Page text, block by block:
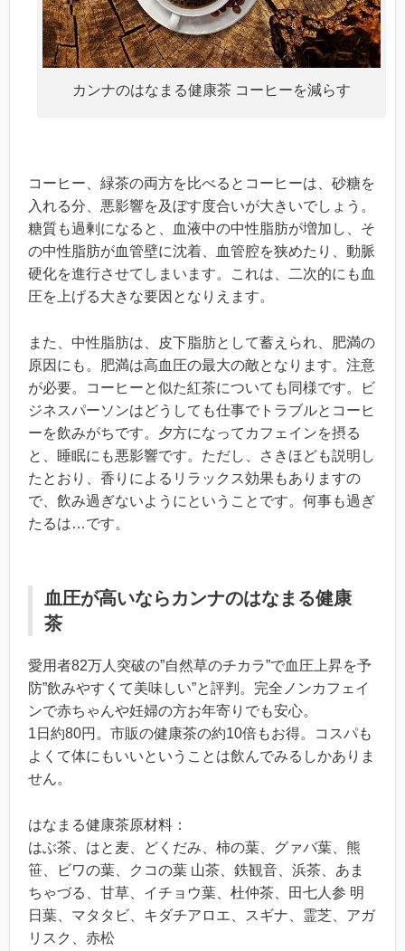
カンナのはなまる健康茶 コーヒーを減らす
コーヒー、緑茶の両方を比べるとコーヒーは、砂糖を
入れる分、悪影響を及ぼす度合いが大きいでしょう。
糖質も過剰になると、血液中の中性脂肪が増加し、そ
の中性脂肪が血管壁に沈着、血管腔を狭めたり、動脈
硬化を進行させてしまいます。これは、二次的にも血
圧を上げる大きな要因となりえます。
また、中性脂肪は、皮下脂肪として蓄えられ、肥満の
原因にも。肥満は高血圧の最大の敵となります。注意
が必要。コーヒーと似た紅茶についても同様です。ビ
ジネスパーソンはどうしても仕事でトラブルとコーヒ
ーを飲みがちです。夕方になってカフェインを摂る
と、睡眠にも悪影響です。ただし、さきほども説明し
たとおり、香りによるリラックス効果もありますの
で、飲み過ぎないようにということです。何事も過ぎ
たるは…です。
血圧が高いならカンナのはなまる健康
茶
愛用者82万人突破の”自然草のチカラ”で血圧上昇を予
防”飲みやすくて美味しい”と評判。完全ノンカフェイ
ンで赤ちゃんや妊婦の方お年寄りでも安心。
1日約80円。市販の健康茶の約10倍もお得。コスパも
よくて体にもいいということは飲んでみるしかありま
せん。
はなまる健康茶原材料：
はぶ茶、はと麦、どくだみ、柿の葉、グァバ葉、熊
笹、ビワの葉、クコの葉 山茶、鉄観音、浜茶、あま
ちゃづる、甘草、イチョウ葉、杜仲茶、田七人参 明
日葉、マタタビ、キダチアロエ、スギナ、霊芝、アガ
リスク、赤松